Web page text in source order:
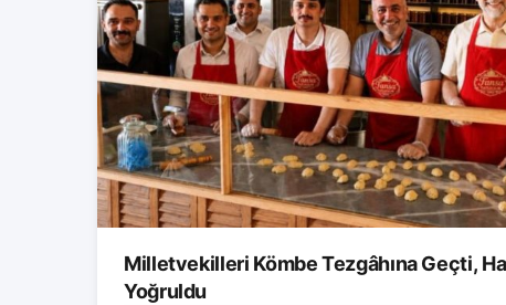
Milletvekilleri Kömbe Tezgâhına Geçti,
Yoğruldu